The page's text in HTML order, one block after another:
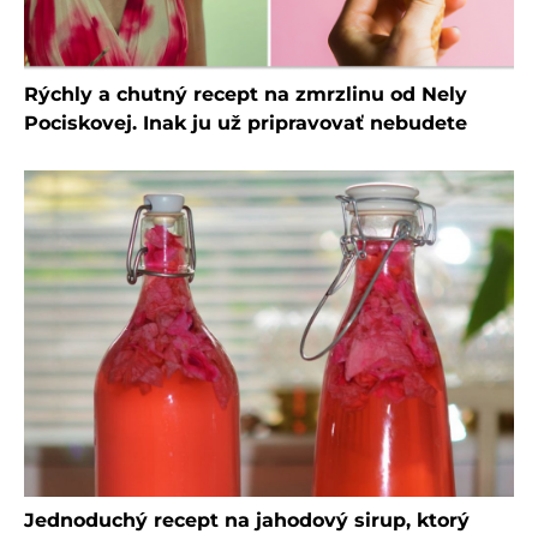
Rýchly a chutný recept na zmrzlinu od Nely
Pociskovej. Inak ju už pripravovať nebudete
Jednoduchý recept na jahodový sirup, ktorý